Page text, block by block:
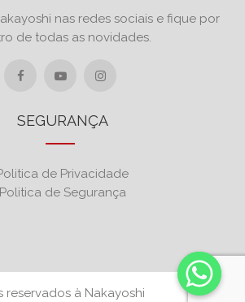
nas redes sociais e fique por
de todas as novidades.
SEGURANÇA
de Privacidade
Politica de Segurança
à Nakayoshi